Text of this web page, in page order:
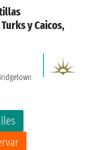
y Caicos,